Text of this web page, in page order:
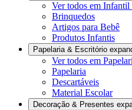
Ver todos em
Brinquedos
Artigos para Bebê
Produtos Infantis
Papelaria & Escritório
Ver todos em
Papelaria
Descartáveis
Material Escolar
Decoração & Presentes